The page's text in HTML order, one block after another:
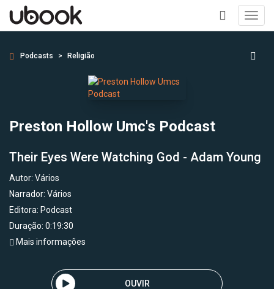
+
Podcasts Religião
Preston Hollow Umc's Podcast
Their Eyes Were Watching God - Adam Young
Autor: Vários
Narrador: Vários
Editora: Podcast
Duração: 0:19:30
Mais informações
OUVIR